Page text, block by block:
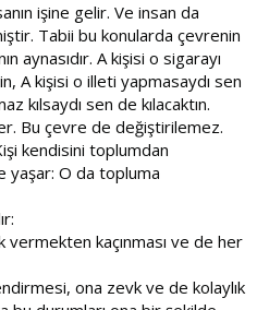
işine gelir. Ve insan da
Tabii bu konularda çevrenin
aynasıdır. A kişisi o sigarayı
A kişisi o illeti yapmasaydı sen
kılsaydı sen de kılacaktın.
Bu çevre de değiştirilemez.
kendisini toplumdan
yaşar: O da topluma
vermekten kaçınması ve de her
ona zevk ve de kolaylık